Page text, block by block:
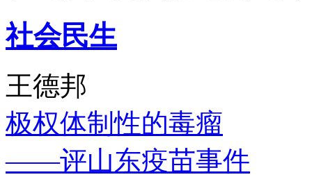
社会民生
王德邦
极权体制性的毒瘤
——评山东疫苗事件